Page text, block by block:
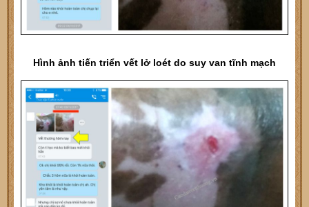
Hình ảnh tiến triển vết lở loét do suy van tĩnh mạch